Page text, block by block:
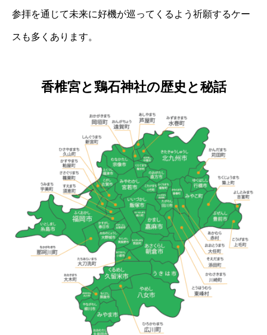
参拝を通じて未来に好機が巡ってくるよう祈願するケー
スも多くあります。
香椎宮と鶏石神社の歴史と秘話